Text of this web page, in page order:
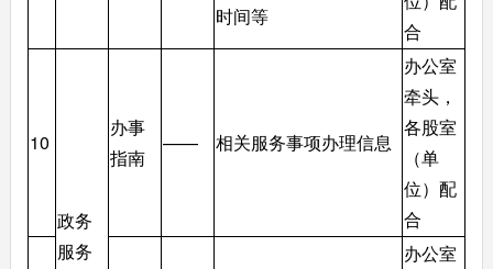
时间等
合
10
政务
服务
办事
指南
—— 相关服务事项办理信息
办公室
牵头，
各股室
（单
位）配
合
办公室